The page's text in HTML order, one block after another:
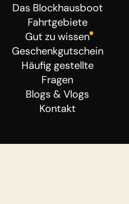
Das Blockhausboot
Fahrtgebiete
Gut zu wissen
Geschenkgutschein
Häufig gestellte
Fragen
Blogs & Vlogs
Kontakt